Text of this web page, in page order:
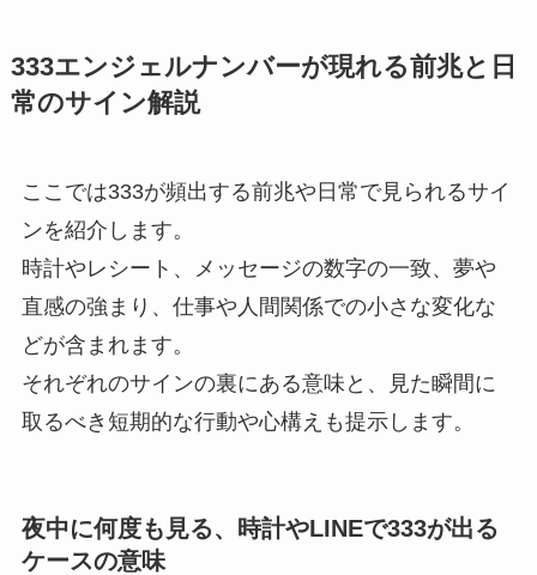
333エンジェルナンバーが現れる前兆と日
常のサイン解説
ここでは333が頻出する前兆や日常で見られるサイ
ンを紹介します。
時計やレシート、メッセージの数字の一致、夢や
直感の強まり、仕事や人間関係での小さな変化な
どが含まれます。
それぞれのサインの裏にある意味と、見た瞬間に
取るべき短期的な行動や心構えも提示します。
夜中に何度も見る、時計やLINEで333が出る
ケースの意味